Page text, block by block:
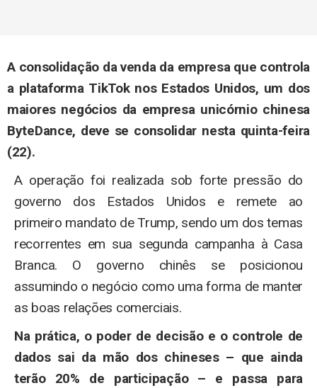
A consolidação da venda da empresa que controla
a plataforma TikTok nos Estados Unidos, um dos
maiores negócios da empresa unicórnio chinesa
ByteDance, deve se consolidar nesta quinta-feira
(22).
A operação foi realizada sob forte pressão do
governo dos Estados Unidos e remete ao
primeiro mandato de Trump, sendo um dos temas
recorrentes em sua segunda campanha à Casa
Branca. O governo chinês se posicionou
assumindo o negócio como uma forma de manter
as boas relações comerciais.
Na prática, o poder de decisão e o controle de
dados sai da mão dos chineses – que ainda
terão 20% de participação – e passa para